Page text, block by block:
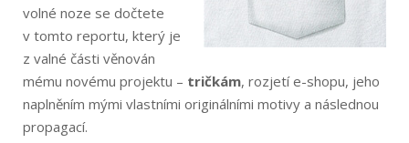
volné noze se dočtete
v tomto reportu, který je
z valné části věnován
mému novému projektu – tričkám, rozjetí e-shopu, jeho
naplněním mými vlastními originálními motivy a následnou
propagací.